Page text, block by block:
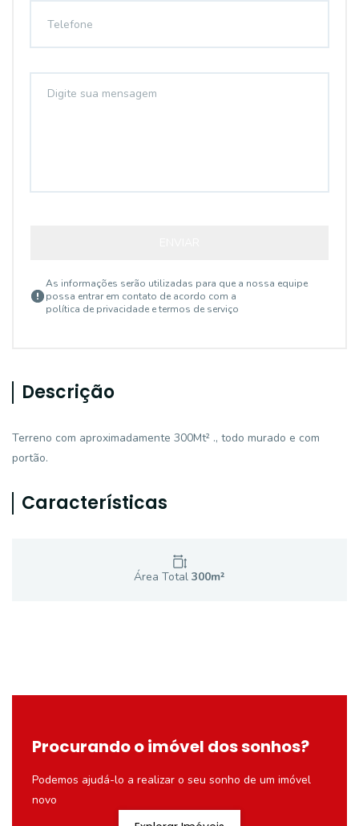
As informações serão utilizadas para que a nossa equipe
possa entrar em contato de acordo com a
política de privacidade e termos de serviço
Descrição
Terreno com aproximadamente 300Mt² ., todo murado e com
portão.
Características
Área Total 300m²
Procurando o imóvel dos sonhos?
Podemos ajudá-lo a realizar o seu sonho de um imóvel
novo